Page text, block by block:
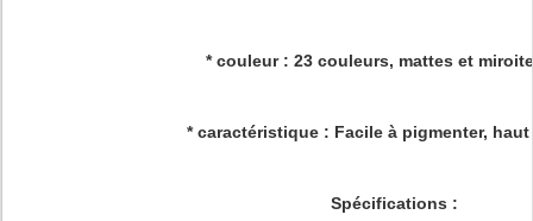
* couleur : 23 couleurs, mattes et
* caractéristique : Facile à pigmenter,
Spécifications :